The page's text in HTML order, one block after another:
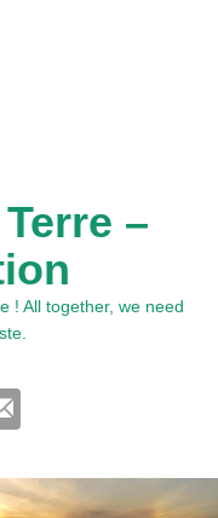
–
! All together, we need